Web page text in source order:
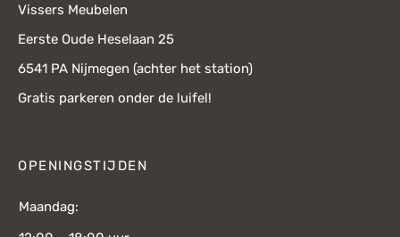
Vissers Meubelen
Eerste Oude Heselaan 25
6541 PA Nijmegen (achter het station)
Gratis parkeren onder de luifel!
OPENINGSTIJDEN
Maandag: